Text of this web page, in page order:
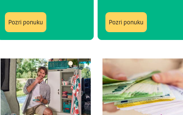
Pozri ponuku Pozri ponuku